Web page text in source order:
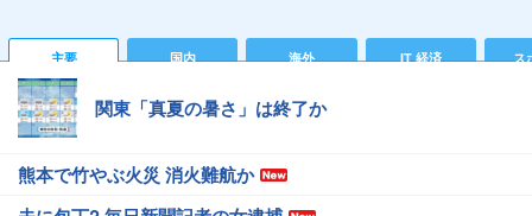
主要 国内 海外 IT 経済 ス
関東「真夏の暑さ」は終了か
熊本で竹やぶ火災 消火難航か